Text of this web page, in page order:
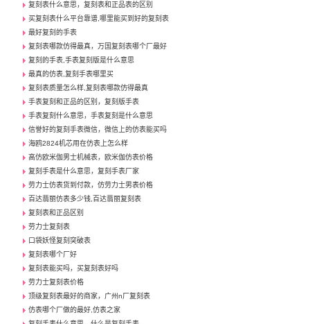
复刻表什么意思，复刻表和正品表的区别
买复刻表什么平台靠谱,哪里能买到好的复刻表
最好复刻的手表
复刻表哪款仿得最真，万国复刻表哪个厂最好
复刻的手表,手表复刻版是什么意思
最真的仿表,复刻手表哪里买
复刻表质量怎么样,复刻表哪款仿得最真
手表复刻和正品的区别，复刻版手表
手表复刻什么意思，手表复刻是什么意思
信誉好的复刻手表微信，微信上的仿表能买吗
海鸥2824机芯用在仿表上怎么样
高仿欧米伽男士机械表，欧米伽仿表价格
复刻手表是什么意思，复刻手表厂家
劳力士仿表货到付款，仿劳力士男表价格
百达翡丽仿表多少钱,百达翡丽复刻表
复刻表和正品区别
劳力士复刻表
口袋妖怪复刻突破表
复刻表哪个厂好
复刻表能买吗，买复刻表好吗
劳力士复刻表价格
顶级复刻表最好的商家，广州n厂复刻表
仿表哪个厂做的最好,仿表之家